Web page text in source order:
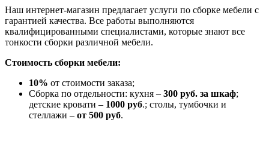
Наш интернет-магазин предлагает услуги по сборке мебели с
гарантией качества. Все работы выполняются
квалифицированными специалистами, которые знают все
тонкости сборки различной мебели.
Стоимость сборки мебели:
10% от стоимости заказа;
Сборка по отдельности: кухня – 300 руб. за шкаф;
детские кровати – 1000 руб.; столы, тумбочки и
стеллажи – от 500 руб.